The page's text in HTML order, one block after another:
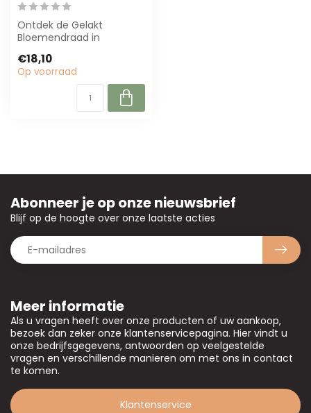
Ontdek de Gelakt
Bloemendraad in
Perfect voor bloemisten
en ...
€18,10
Op voorraad
Meer informatie
Als u vragen heeft over onze producten of uw aankoop,
bezoek dan zeker onze klantenservicepagina. Hier vindt u
onze bedrijfsgegevens, antwoorden op veelgestelde
vragen en verschillende manieren om met ons in contact
te komen.
Klantenservice
Abonneer je op onze nieuwsbrief
Blijf op de hoogte over onze laatste acties